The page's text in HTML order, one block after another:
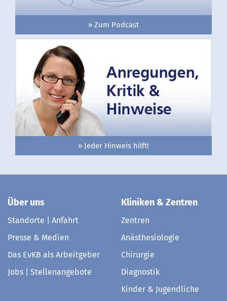
» Zum Podcast
» Jeder Hinweis hilft!
Über uns
Standorte | Anfahrt
Presse & Medien
Das EvKB als Arbeitgeber
Jobs | Stellenangebote
Kliniken & Zentren
Zentren
Anästhesiologie
Chirurgie
Diagnostik
Kinder & Jugendliche